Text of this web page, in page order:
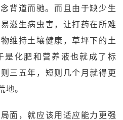
背道而驰。而且由于缺少生
滋生病虫害，让打药在所难
维持土壤健康，草坪下的土
是化肥和营养液也就成了标
三五年，短则几个月就得更
地。
面，就应该用适应能力更强